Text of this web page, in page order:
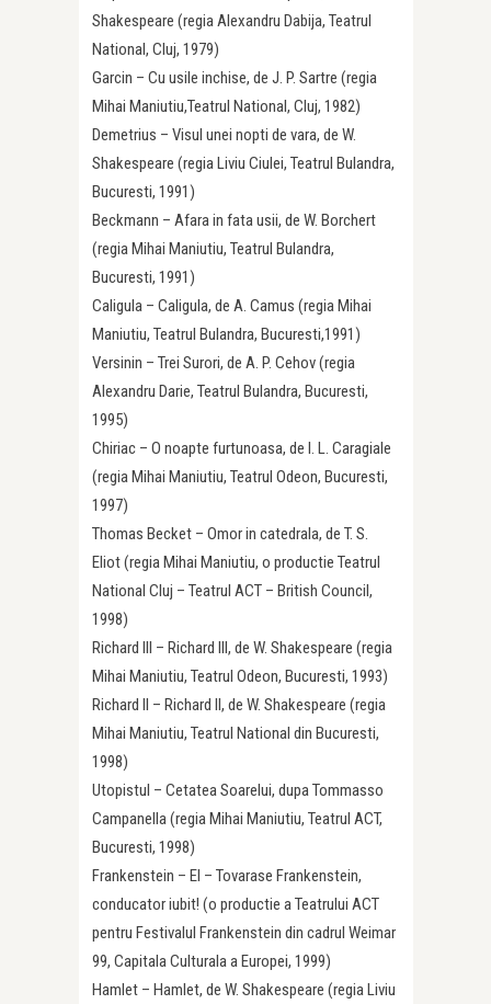
Shakespeare (regia Alexandru Dabija, Teatrul
National, Cluj, 1979)
Garcin – Cu usile inchise, de J. P. Sartre (regia
Mihai Maniutiu,Teatrul National, Cluj, 1982)
Demetrius – Visul unei nopti de vara, de W.
Shakespeare (regia Liviu Ciulei, Teatrul Bulandra,
Bucuresti, 1991)
Beckmann – Afara in fata usii, de W. Borchert
(regia Mihai Maniutiu, Teatrul Bulandra,
Bucuresti, 1991)
Caligula – Caligula, de A. Camus (regia Mihai
Maniutiu, Teatrul Bulandra, Bucuresti,1991)
Versinin – Trei Surori, de A. P. Cehov (regia
Alexandru Darie, Teatrul Bulandra, Bucuresti,
1995)
Chiriac – O noapte furtunoasa, de I. L. Caragiale
(regia Mihai Maniutiu, Teatrul Odeon, Bucuresti,
1997)
Thomas Becket – Omor in catedrala, de T. S.
Eliot (regia Mihai Maniutiu, o productie Teatrul
National Cluj – Teatrul ACT – British Council,
1998)
Richard III – Richard III, de W. Shakespeare (regia
Mihai Maniutiu, Teatrul Odeon, Bucuresti, 1993)
Richard II – Richard II, de W. Shakespeare (regia
Mihai Maniutiu, Teatrul National din Bucuresti,
1998)
Utopistul – Cetatea Soarelui, dupa Tommasso
Campanella (regia Mihai Maniutiu, Teatrul ACT,
Bucuresti, 1998)
Frankenstein – El – Tovarase Frankenstein,
conducator iubit! (o productie a Teatrului ACT
pentru Festivalul Frankenstein din cadrul Weimar
99, Capitala Culturala a Europei, 1999)
Hamlet – Hamlet, de W. Shakespeare (regia Liviu